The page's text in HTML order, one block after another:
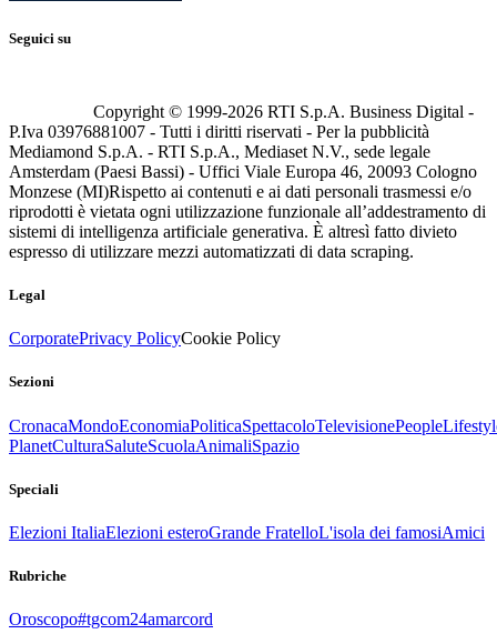
Seguici su
Copyright © 1999-2026 RTI S.p.A. Business Digital -
P.Iva 03976881007 - Tutti i diritti riservati - Per la pubblicità
Mediamond S.p.A. - RTI S.p.A., Mediaset N.V., sede legale
Amsterdam (Paesi Bassi) - Uffici Viale Europa 46, 20093 Cologno
Monzese (MI)Rispetto ai contenuti e ai dati personali trasmessi e/o
riprodotti è vietata ogni utilizzazione funzionale all’addestramento di
sistemi di intelligenza artificiale generativa. È altresì fatto divieto
espresso di utilizzare mezzi automatizzati di data scraping.
Legal
CorporatePrivacy PolicyCookie Policy
Sezioni
CronacaMondoEconomiaPoliticaSpettacoloTelevisionePeople
PlanetCulturaSaluteScuolaAnimaliSpazio
Speciali
Elezioni ItaliaElezioni esteroGrande FratelloL'isola dei famosiAmici
Rubriche
Oroscopo#tgcom24amarcord